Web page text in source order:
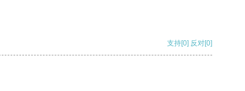
支持[0] 反对[0]